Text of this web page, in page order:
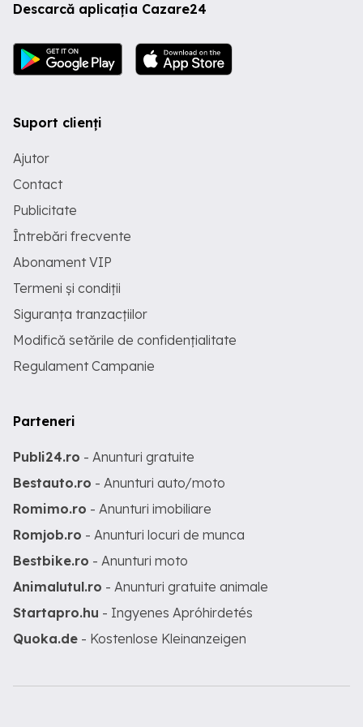
Descarcă aplicația Cazare24
Suport clienți
Ajutor
Contact
Publicitate
Întrebări frecvente
Abonament VIP
Termeni și condiții
Siguranța tranzacțiilor
Modifică setările de confidențialitate
Regulament Campanie
Parteneri
Publi24.ro - Anunturi gratuite
Bestauto.ro - Anunturi auto/moto
Romimo.ro - Anunturi imobiliare
Romjob.ro - Anunturi locuri de munca
Bestbike.ro - Anunturi moto
Animalutul.ro - Anunturi gratuite animale
Startapro.hu - Ingyenes Apróhirdetés
Quoka.de - Kostenlose Kleinanzeigen